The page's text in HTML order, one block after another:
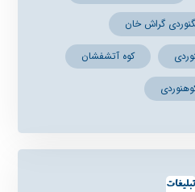
گراش خان
کوه آتشفشان
تبلیغات